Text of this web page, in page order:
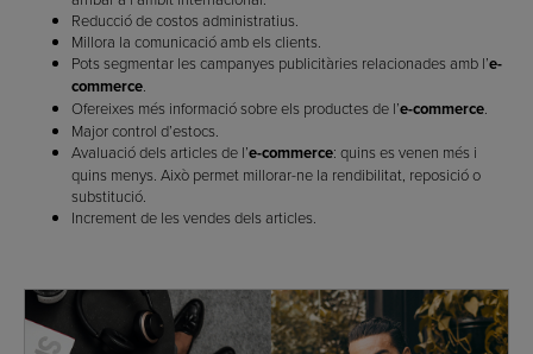
Reducció de costos administratius.
Millora la comunicació amb els clients.
Pots segmentar les campanyes publicitàries relacionades amb l’e-
commerce.
Ofereixes més informació sobre els productes de l’e-commerce.
Major control d’estocs.
Avaluació dels articles de l’e-commerce: quins es venen més i
quins menys. Això permet millorar-ne la rendibilitat, reposició o
substitució.
Increment de les vendes dels articles.